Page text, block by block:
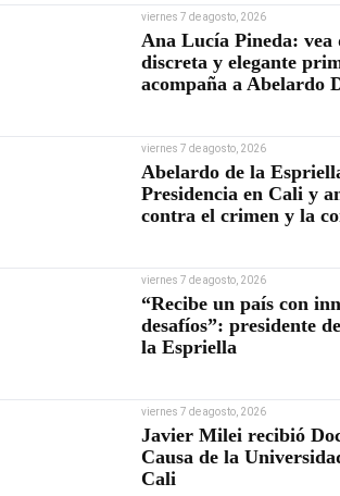
viernes 7 de agosto, 2026
Ana Lucía Pineda: vea
discreta y elegante
acompaña a Abelardo
viernes 7 de agosto, 2026
Abelardo de la
Presidencia en Cali y
contra el crimen y la
viernes 7 de agosto, 2026
“Recibe un país con
desafíos”: presidente
la Espriella
viernes 7 de agosto, 2026
Javier Milei recibió
Causa de la
Cali